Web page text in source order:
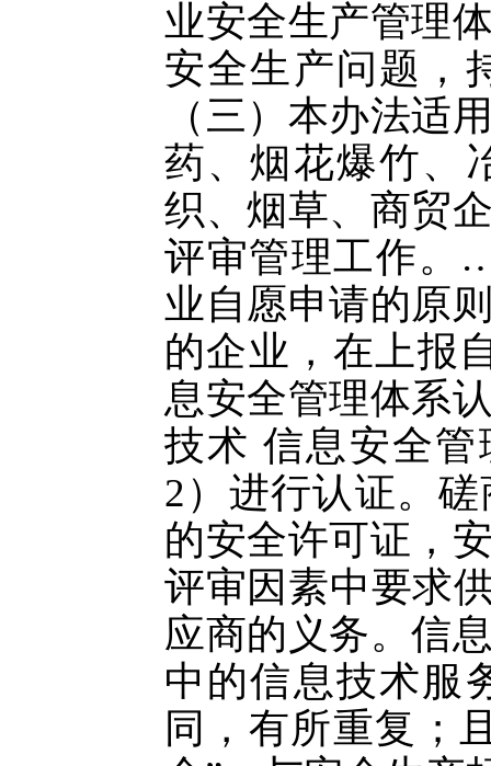
业安全生产管理
安全生产问题，
（三）本办法适
药、烟花爆竹、
织、烟草、商贸
评审管理工作。
业自愿申请的原
的企业，在上报
息安全管理体系
技术 信息安全管
2）进行认证。
的安全许可证，
评审因素中要求
应商的义务。信
中的信息技术服
同，有所重复；